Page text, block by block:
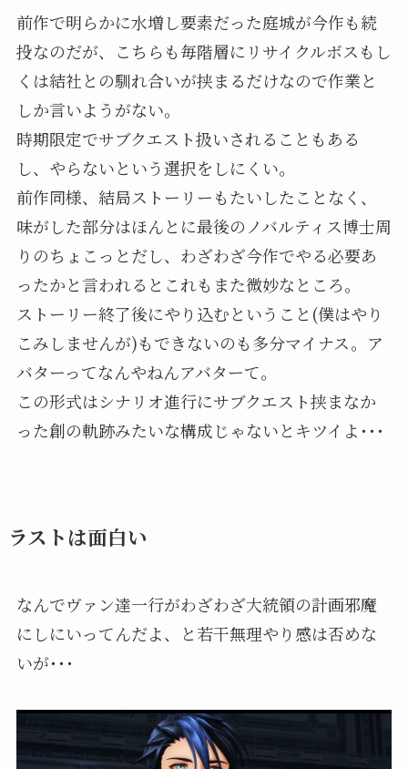
前作で明らかに水増し要素だった庭城が今作も続
投なのだが、こちらも毎階層にリサイクルボスもし
くは結社との馴れ合いが挟まるだけなので作業と
しか言いようがない。
時期限定でサブクエスト扱いされることもある
し、やらないという選択をしにくい。
前作同様、結局ストーリーもたいしたことなく、
味がした部分はほんとに最後のノバルティス博士周
りのちょこっとだし、わざわざ今作でやる必要あ
ったかと言われるとこれもまた微妙なところ。
ストーリー終了後にやり込むということ(僕はやり
こみしませんが)もできないのも多分マイナス。ア
バターってなんやねんアバターて。
この形式はシナリオ進行にサブクエスト挟まなか
った創の軌跡みたいな構成じゃないとキツイよ･･･
ラストは面白い
なんでヴァン達一行がわざわざ大統領の計画邪魔
にしにいってんだよ、と若干無理やり感は否めな
いが･･･